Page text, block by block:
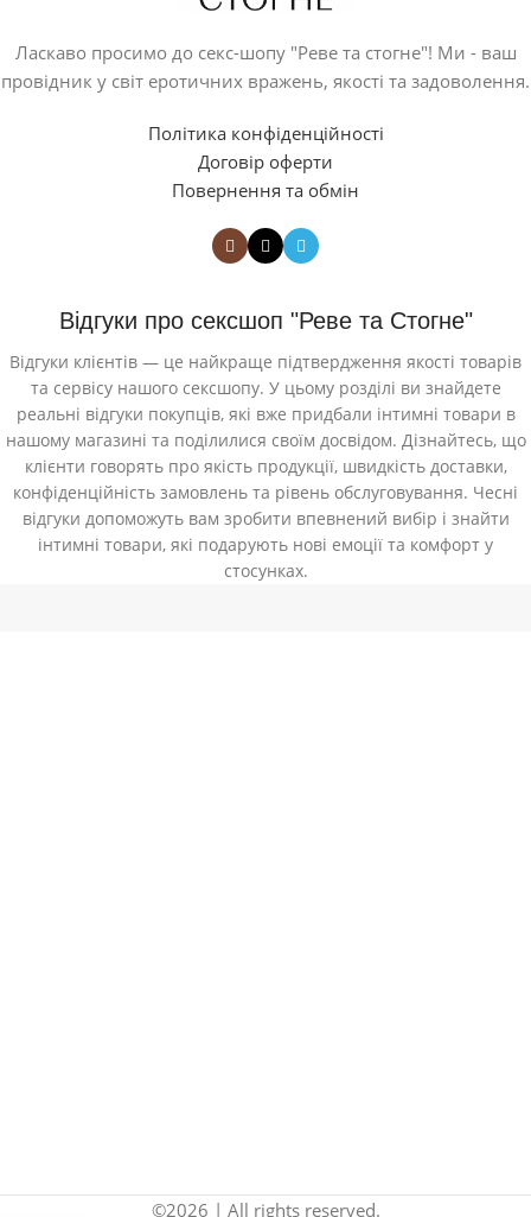
Ласкаво просимо до секс-шопу "Реве та стогне"! Ми - ваш
провідник у світ еротичних вражень, якості та задоволення.
Політика конфіденційності
Договір оферти
Повернення та обмін
Відгуки про сексшоп "Реве та Стогне"
Відгуки клієнтів — це найкраще підтвердження якості товарів
та сервісу нашого сексшопу. У цьому розділі ви знайдете
реальні відгуки покупців, які вже придбали інтимні товари в
нашому магазині та поділилися своїм досвідом. Дізнайтесь, що
клієнти говорять про якість продукції, швидкість доставки,
конфіденційність замовлень та рівень обслуговування. Чесні
відгуки допоможуть вам зробити впевнений вибір і знайти
інтимні товари, які подарують нові емоції та комфорт у
стосунках.
©2026 | All rights reserved.